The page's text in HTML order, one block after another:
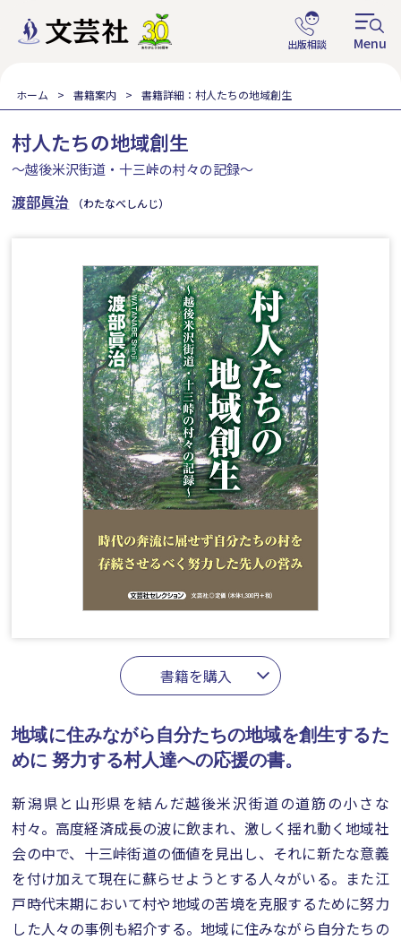
ホーム 書籍案内 書籍詳細：村人たちの地域創生
村人たちの地域創生
～越後米沢街道・十三峠の村々の記録～
渡部眞治 （わたなべしんじ）
書籍を購入
地域に住みながら自分たちの地域を創生するた
めに努力する村人達への応援の書。
新潟県と山形県を結んだ越後米沢街道の道筋の小さな
村々。高度経済成長の波に飲まれ、激しく揺れ動く地域社
会の中で、十三峠街道の価値を見出し、それに新たな意義
を付け加えて現在に蘇らせようとする人々がいる。また江
戸時代末期において村や地域の苦境を克服するために努力
した人々の事例も紹介する。地域に住みながら自分たちの